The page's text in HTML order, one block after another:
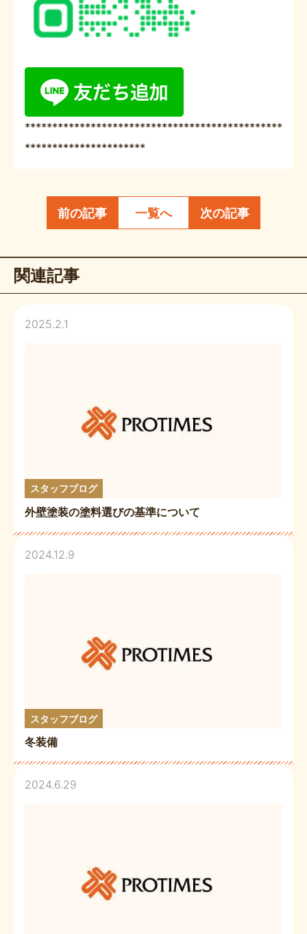
***********************************************
**********************
前の記事 一覧へ 次の記事
関連記事
2025.2.1
スタッフブログ
外壁塗装の塗料選びの基準について
2024.12.9
スタッフブログ
冬装備
2024.6.29